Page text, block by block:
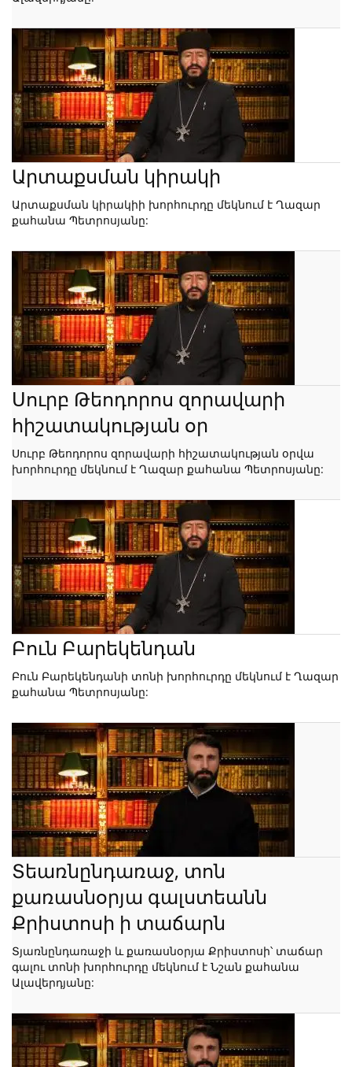
Արտաքսման կիրակի
Արտաքսման կիրակիի խորհուրդը մեկնում է Ղազար
քահանա Պետրոսյանը:
Սուրբ Թեոդորոս զորավարի
հիշատակության օր
Սուրբ Թեոդորոս զորավարի հիշատակության օրվա
խորհուրդը մեկնում է Ղազար քահանա Պետրոսյանը:
Բուն Բարեկենդան
Բուն Բարեկենդանի տոնի խորհուրդը մեկնում է Ղազար
քահանա Պետրոսյանը:
Տեառնընդառաջ, տոն
քառասնօրյա գալստեանն
Քրիստոսի ի տաճարն
Տյառնընդառաջի և քառասնօրյա Քրիստոսի՝ տաճար
գալու տոնի խորհուրդը մեկնում է Նշան քահանա
Ալավերդյանը: